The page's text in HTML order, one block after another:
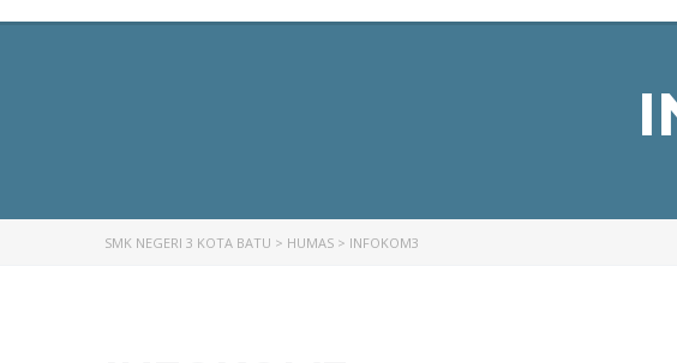
SMK NEGERI 3 KOTA BATU > HUMAS > INFOKOM3